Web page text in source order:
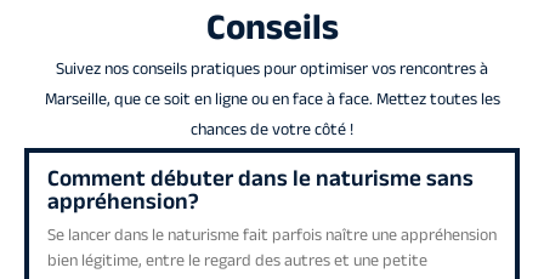
Conseils
Suivez nos conseils pratiques pour optimiser vos rencontres à
Marseille, que ce soit en ligne ou en face à face. Mettez toutes les
chances de votre côté !
Comment débuter dans le naturisme sans
appréhension?
Se lancer dans le naturisme fait parfois naître une appréhension
bien légitime, entre le regard des autres et une petite